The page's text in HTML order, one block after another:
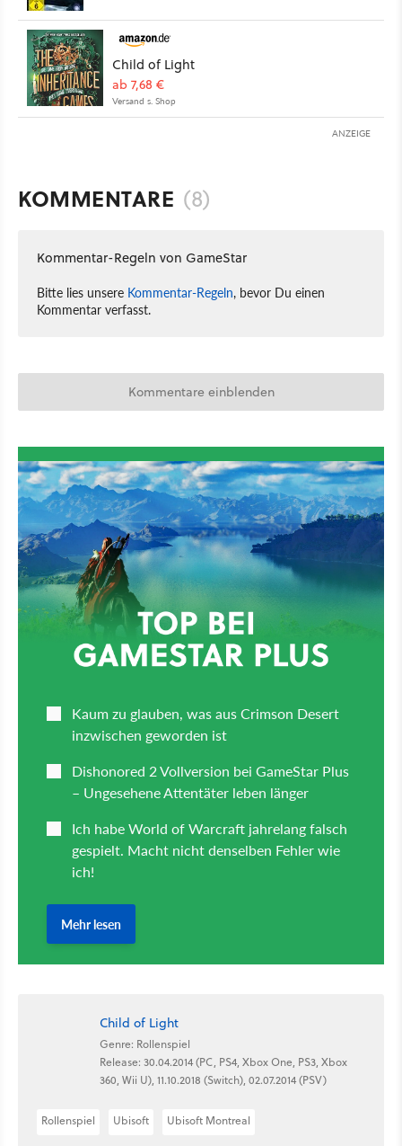
Child of Light
ab 7,68 €
Versand s. Shop
ANZEIGE
KOMMENTARE (8)
Kommentar-Regeln von GameStar
Bitte lies unsere Kommentar-Regeln, bevor Du einen
Kommentar verfasst.
Kommentare einblenden
Child of Light
Genre: Rollenspiel
Release: 30.04.2014 (PC, PS4, Xbox One, PS3, Xbox
360, Wii U), 11.10.2018 (Switch), 02.07.2014 (PSV)
Rollenspiel Ubisoft Ubisoft Montreal